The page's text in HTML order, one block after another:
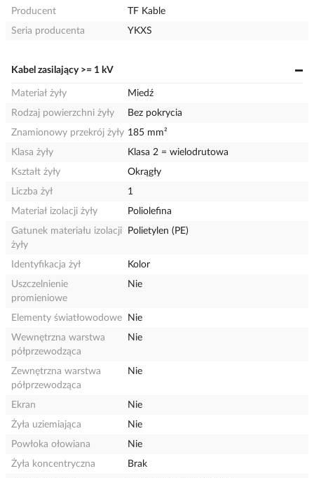
Producent
TF Kable
Seria producenta
YKXS
Kabel zasilający >= 1 kV
Materiał żyły
Miedź
Rodzaj powierzchni żyły
Bez pokrycia
Znamionowy przekrój żyły 185 mm²
Klasa żyły
Klasa 2 = wielodrutowa
Kształt żyły
Okrągły
Liczba żył
1
Materiał izolacji żyły
Poliolefina
Gatunek materiału izolacji
żyły
Polietylen (PE)
Identyfikacja żył
Kolor
Uszczelnienie
promieniowe
Nie
Elementy światłowodowe
Nie
Wewnętrzna warstwa
półprzewodząca
Nie
Zewnętrzna warstwa
półprzewodząca
Nie
Ekran
Nie
Żyła uziemiająca
Nie
Powłoka ołowiana
Nie
Żyła koncentryczna
Brak